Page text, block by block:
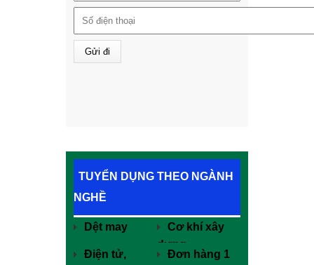
TUYỂN DỤNG THEO NGÀNH
NGHỀ
Dệt may
Cơ khí xây
dựng
Điện tử,
Đơn hàng 1